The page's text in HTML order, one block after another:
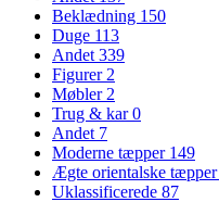
Beklædning 150
Duge 113
Andet339
Figurer2
Møbler2
Trug & kar0
Andet 7
Moderne tæpper 149
Ægte orientalske tæpper
Uklassificerede 87